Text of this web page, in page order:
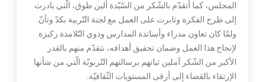
المجلس، كما أتقدّم بالشّكر من السّيّدة ألين طوق، الّتي بادرت
إلى طرح الفكرة وثابرت على العمل مع لجنة التّربية بكدّ وتأنّ.
ولمّا كان تعاون مدراء وأساتذة المدارس وذوي التّلامذة ركيزة
لإنجاح هذا العمل وضمان تحقيق أهدافه، نتقدّم منهم بالقدر
الأكبر من الشّكر آملين ثباتهم برسالتهم التّربويّة الّتي من شأنها
الإرتقاء بالقضاء إلى أرقى المستويات الثّقافيّة.